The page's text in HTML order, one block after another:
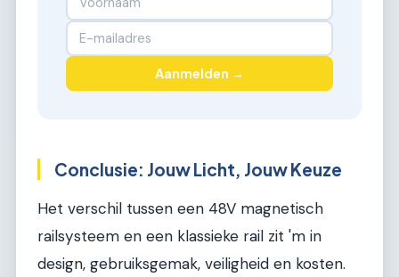
Aanmelden →
Conclusie: Jouw Licht, Jouw Keuze
Het verschil tussen een 48V magnetisch
railsysteem en een klassieke rail zit 'm in
design, gebruiksgemak, veiligheid en kosten.